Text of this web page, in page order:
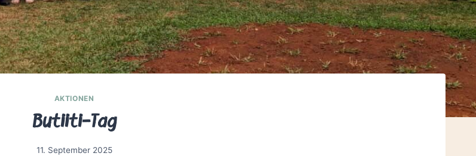
AKTIONEN
Butiiti-Tag
11. September 2025